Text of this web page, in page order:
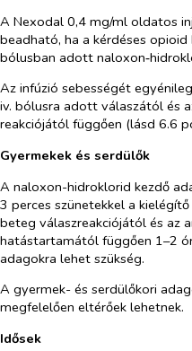
A Nexodal 0,4 mg/ml oldatos
beadható, ha a kérdéses
bólusban adott
Az infúzió sebességét
iv. bólusra adott válaszától és
reakciójától függően (lásd 6.6
Gyermekek és serdülők
A naloxon-hidroklorid kezdő
3 perces szünetekkel a
beteg válaszreakciójától és az
hatástartamától függően 1–2
adagokra lehet szükség.
A gyermek- és serdülőkori
megfelelően eltérőek lehetnek.
Idősek